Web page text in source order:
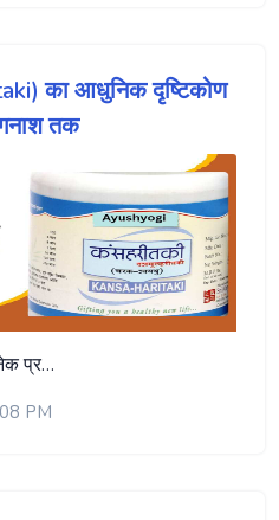
का आधुनिक दृष्टिकोण
तक
प्र…
PM